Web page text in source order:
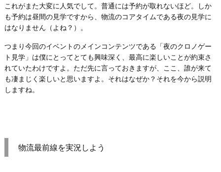
これがまた大変に人気でして。普通には予約が取れないほど。しか
も予約は昼間の見学ですから、物流のコアタイムである夜の見学に
はなりません（よね？）。
つまり今回のイベントのメインコンテンツである「夜のクロノゲー
ト見学」は僕にとってとても興味深く、最高に楽しいことが約束さ
れていたわけですよ。ただ先に言っておきますが、ここ、誰が来て
も凄まじく楽しいと思いますよ。それはなぜか？それを今から説明
しますね。
物流最前線を実況しよう